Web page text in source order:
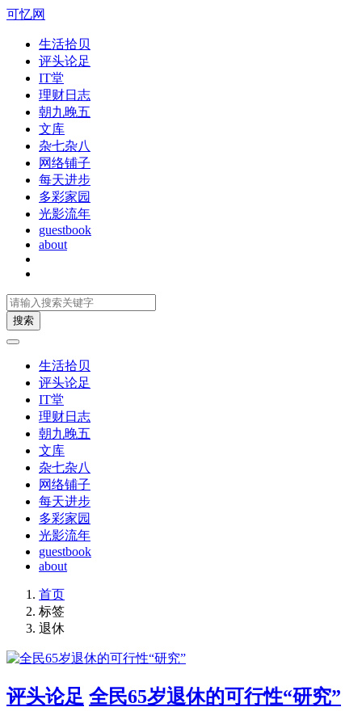
可忆网
生活拾贝
评头论足
IT堂
理财日志
朝九晚五
文库
杂七杂八
网络铺子
每天进步
多彩家园
光影流年
guestbook
about
搜索
生活拾贝
评头论足
IT堂
理财日志
朝九晚五
文库
杂七杂八
网络铺子
每天进步
多彩家园
光影流年
guestbook
about
首页
标签
退休
评头论足 全民65岁退休的可行性“研究”